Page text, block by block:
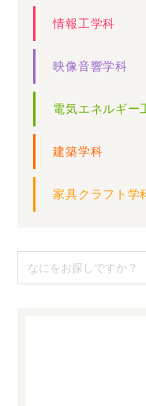
情報工学科
映像音響学科
電気エネルギー
建築学科
家具クラフト学